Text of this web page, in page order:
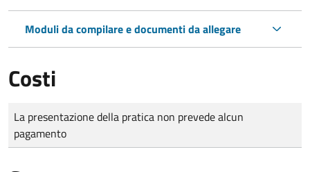
Moduli da compilare e documenti da allegare
Costi
Tipo di pagamento
Importo
La presentazione della pratica non prevede alcun
pagamento